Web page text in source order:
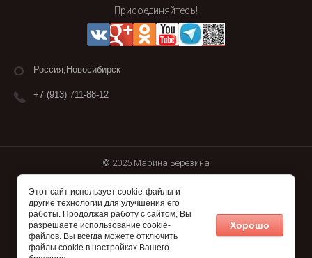
Присоединяйтесь!
Россия,Новосибирск
+7 (913) 711-88-12
© 2025 Марина Березина
Megagroup.ru
Этот сайт использует cookie-файлы и
другие технологии для улучшения его
работы. Продолжая работу с сайтом, Вы
разрешаете использование cookie-
файлов. Вы всегда можете отключить
файлы cookie в настройках Вашего
Хорошо